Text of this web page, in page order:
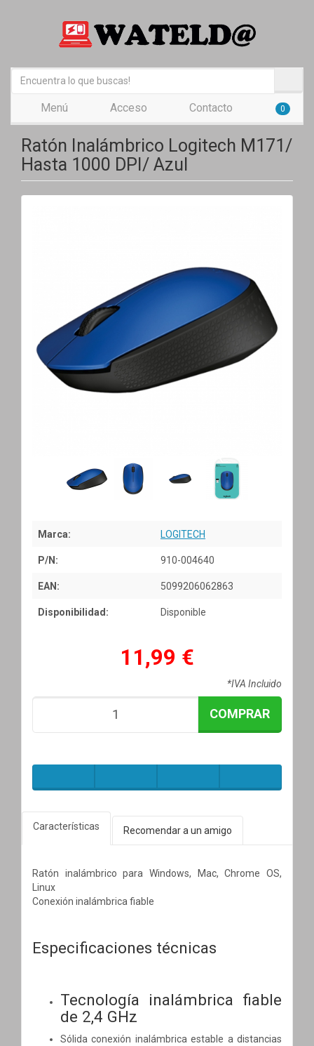
Menú Acceso Contacto 0
Ratón Inalámbrico Logitech M171/
Hasta 1000 DPI/ Azul
Marca: LOGITECH
P/N: 910-004640
EAN: 5099206062863
Disponibilidad: Disponible
11,99 €
*IVA Incluido
COMPRAR
Características Recomendar a un amigo
Ratón inalámbrico para Windows, Mac, Chrome OS,
Linux
Conexión inalámbrica fiable
Especificaciones técnicas
Tecnología inalámbrica fiable
de 2,4 GHz
Sólida conexión inalámbrica estable a distancias